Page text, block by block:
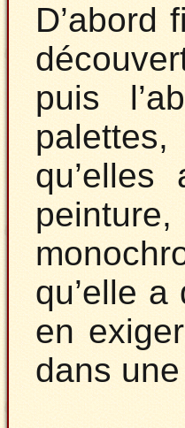
D’abord
puis
qu’elle
en
dans